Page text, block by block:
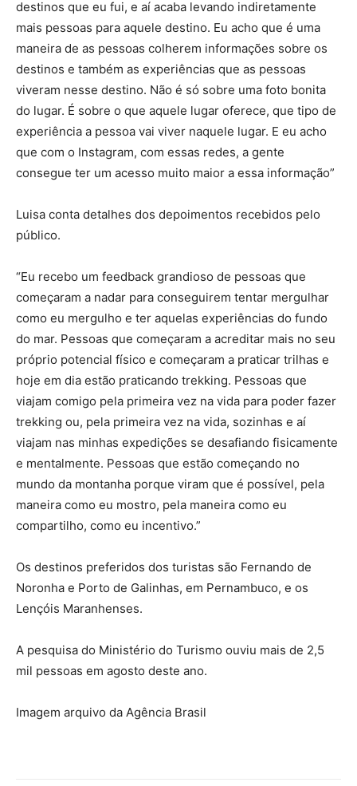
destinos que eu fui, e aí acaba levando indiretamente
mais pessoas para aquele destino. Eu acho que é uma
maneira de as pessoas colherem informações sobre os
destinos e também as experiências que as pessoas
viveram nesse destino. Não é só sobre uma foto bonita
do lugar. É sobre o que aquele lugar oferece, que tipo de
experiência a pessoa vai viver naquele lugar. E eu acho
que com o Instagram, com essas redes, a gente
consegue ter um acesso muito maior a essa informação”
Luisa conta detalhes dos depoimentos recebidos pelo
público.
“Eu recebo um feedback grandioso de pessoas que
começaram a nadar para conseguirem tentar mergulhar
como eu mergulho e ter aquelas experiências do fundo
do mar. Pessoas que começaram a acreditar mais no seu
próprio potencial físico e começaram a praticar trilhas e
hoje em dia estão praticando trekking. Pessoas que
viajam comigo pela primeira vez na vida para poder fazer
trekking ou, pela primeira vez na vida, sozinhas e aí
viajam nas minhas expedições se desafiando fisicamente
e mentalmente. Pessoas que estão começando no
mundo da montanha porque viram que é possível, pela
maneira como eu mostro, pela maneira como eu
compartilho, como eu incentivo.”
Os destinos preferidos dos turistas são Fernando de
Noronha e Porto de Galinhas, em Pernambuco, e os
Lençóis Maranhenses.
A pesquisa do Ministério do Turismo ouviu mais de 2,5
mil pessoas em agosto deste ano.
Imagem arquivo da Agência Brasil